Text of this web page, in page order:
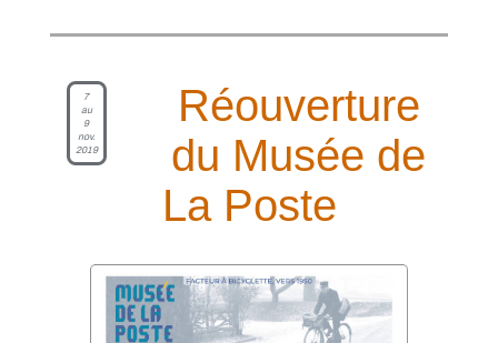
7
au
9
nov.
2019
Réouverture
du Musée de
La Poste